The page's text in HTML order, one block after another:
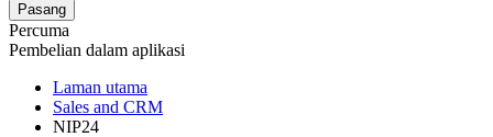
Pasang
Percuma
Pembelian dalam aplikasi
Laman utama
Sales and CRM
NIP24